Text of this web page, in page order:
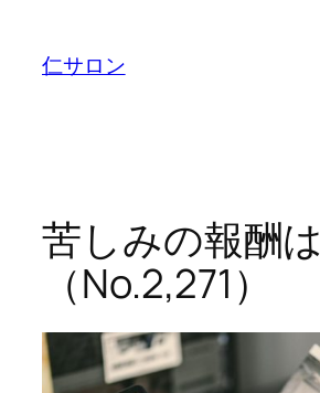
仁サロン
苦しみの報酬は
（No.2,271）